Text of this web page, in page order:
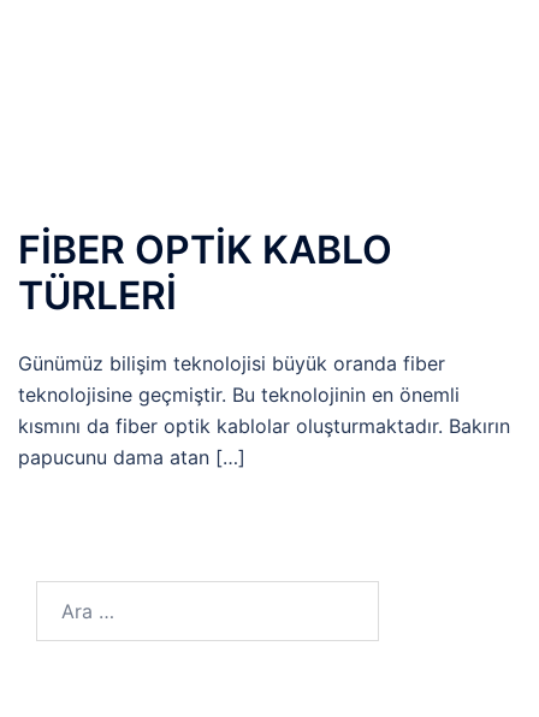
FİBER OPTİK KABLO
TÜRLERİ
Günümüz bilişim teknolojisi büyük oranda fiber
teknolojisine geçmiştir. Bu teknolojinin en önemli
kısmını da fiber optik kablolar oluşturmaktadır. Bakırın
papucunu dama atan […]